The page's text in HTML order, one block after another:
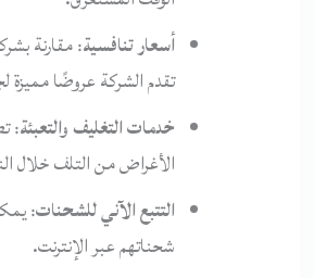
أسعار تنافسية: مقارنة
تقدم الشركة عروضًا مميزة
خدمات التغليف والتعبئة:
الأغراض من التلف خلال
التتبع الآني للشحنات:
شحناتهم عبر الإنترنت.